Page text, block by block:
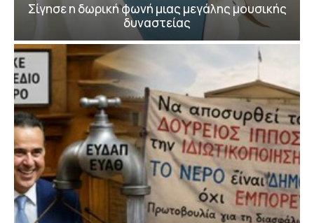
Σίγησε η δωρική φωνή μιας μεγάλης μουσικής
δυναστείας